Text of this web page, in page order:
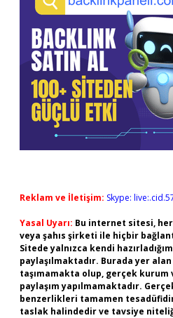
Reklam ve İletişim: Skype:
Yasal Uyarı: Bu internet sitesi,
veya şahıs şirketi ile hiçbir
Sitede yalnızca kendi
paylaşılmaktadır. Burada yer
taşımamakta olup, gerçek kurum
paylaşım yapılmamaktadır.
benzerlikleri tamamen
taslak halindedir ve tavsiye